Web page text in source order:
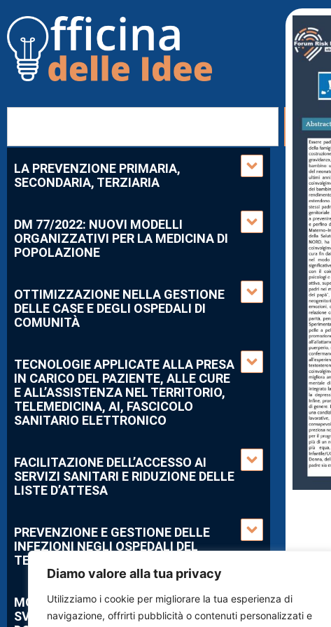
Diamo valore alla tua privacy
Utilizziamo i cookie per migliorare la tua esperienza di
navigazione, offrirti pubblicità o contenuti personalizzati e
LA PREVENZIONE PRIMARIA,
SECONDARIA, TERZIARIA
DM 77/2022: NUOVI MODELLI
ORGANIZZATIVI PER LA MEDICINA DI
POPOLAZIONE
OTTIMIZZAZIONE NELLA GESTIONE
DELLE CASE E DEGLI OSPEDALI DI
COMUNITÀ
TECNOLOGIE APPLICATE ALLA PRESA
IN CARICO DEL PAZIENTE, ALLE CURE
E ALL’ASSISTENZA NEL TERRITORIO,
TELEMEDICINA, AI, FASCICOLO
SANITARIO ELETTRONICO
FACILITAZIONE DELL’ACCESSO AI
SERVIZI SANITARI E RIDUZIONE DELLE
LISTE D’ATTESA
PREVENZIONE E GESTIONE DELLE
INFEZIONI NEGLI OSPEDALI DEL
TERRITORIO
MODELLI EFFICIENTI PER LO
SVILUPPO DELL’ASSISTENZA